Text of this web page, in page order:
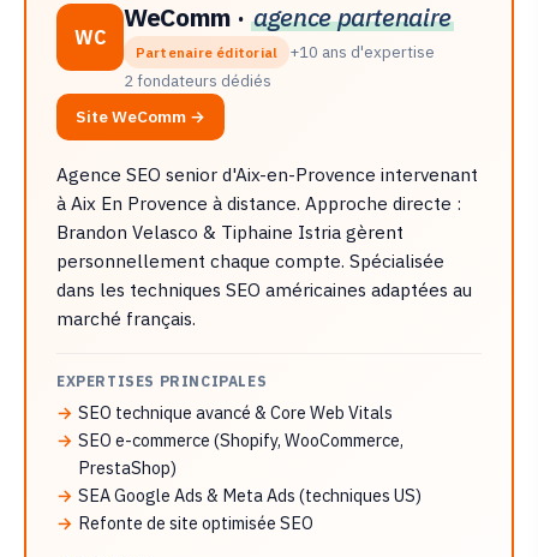
WC
WeComm · agence partenaire
Partenaire éditorial
+10 ans d'expertise
2 fondateurs dédiés
Site WeComm →
Agence SEO senior d'Aix-en-Provence intervenant
à Aix En Provence à distance. Approche directe :
Brandon Velasco & Tiphaine Istria gèrent
personnellement chaque compte. Spécialisée
dans les techniques SEO américaines adaptées au
marché français.
EXPERTISES PRINCIPALES
SEO technique avancé & Core Web Vitals
SEO e-commerce (Shopify, WooCommerce,
PrestaShop)
SEA Google Ads & Meta Ads (techniques US)
Refonte de site optimisée SEO